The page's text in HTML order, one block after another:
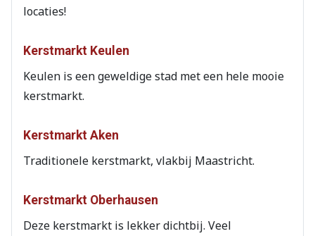
locaties!
Kerstmarkt Keulen
Keulen is een geweldige stad met een hele mooie
kerstmarkt.
Kerstmarkt Aken
Traditionele kerstmarkt, vlakbij Maastricht.
Kerstmarkt Oberhausen
Deze kerstmarkt is lekker dichtbij. Veel